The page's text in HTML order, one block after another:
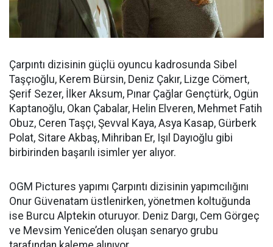
Çarpıntı dizisinin güçlü oyuncu kadrosunda Sibel
Taşçıoğlu, Kerem Bürsin, Deniz Çakır, Lizge Cömert,
Şerif Sezer, İlker Aksum, Pınar Çağlar Gençtürk, Ogün
Kaptanoğlu, Okan Çabalar, Helin Elveren, Mehmet Fatih
Obuz, Ceren Taşçı, Şevval Kaya, Asya Kasap, Gürberk
Polat, Sitare Akbaş, Mihriban Er, Işıl Dayıoğlu gibi
birbirinden başarılı isimler yer alıyor.
OGM Pictures yapımı Çarpıntı dizisinin yapımcılığını
Onur Güvenatam üstlenirken, yönetmen koltuğunda
ise Burcu Alptekin oturuyor. Deniz Dargı, Cem Görgeç
ve Mevsim Yenice’den oluşan senaryo grubu